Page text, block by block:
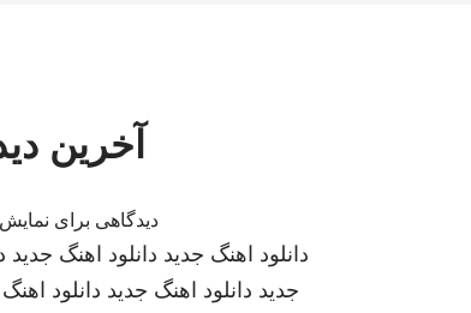
آخرین
دیدگاهی برای
دانلود اهنگ جدید دانلود اهنگ جدید
جدید دانلود اهنگ جدید دانلود